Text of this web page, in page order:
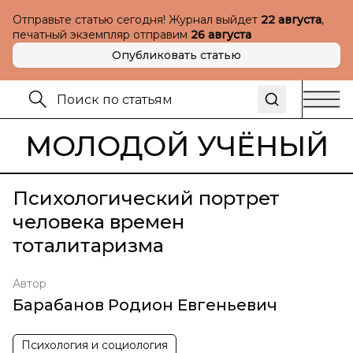
Отправьте статью сегодня! Журнал выйдет 22 августа,
печатный экземпляр отправим 26 августа
Опубликовать статью
МОЛОДОЙ УЧЁНЫЙ
Психологический портрет
человека времен
тоталитаризма
Автор
Барабанов Родион Евгеньевич
Психология и социология